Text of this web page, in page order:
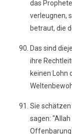
das
verleugnen,
betraut, die
Das sind
ihre
keinen Lohn
Sie schätzen
sagen: